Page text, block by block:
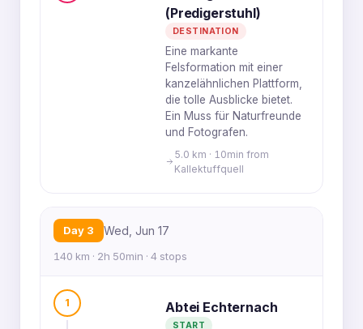
(Predigerstuhl)
DESTINATION
Eine markante
Felsformation mit einer
kanzelähnlichen Plattform,
die tolle Ausblicke bietet.
Ein Muss für Naturfreunde
und Fotografen.
5.0 km · 10min from
Kallektuffquell
Day 3 Wed, Jun 17
140 km · 2h 50min · 4 stops
1 Abtei Echternach
START